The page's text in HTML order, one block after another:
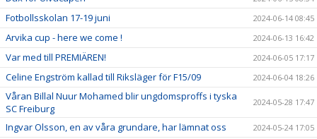
Fotbollsskolan 17-19 juni 2024-06-14 08:45
Arvika cup - here we come ! 2024-06-13 16:42
Var med till PREMIÄREN! 2024-06-05 17:17
Celine Engström kallad till Riksläger för F15/09 2024-06-04 18:26
Våran Billal Nuur Mohamed blir ungdomsproffs i tyska
SC Freiburg
2024-05-28 17:47
Ingvar Olsson, en av våra grundare, har lämnat oss 2024-05-24 17:05